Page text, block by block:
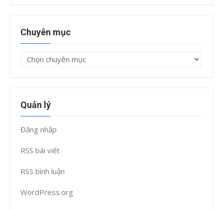
Chuyên mục
Chuyên
Quản lý
Đăng nhập
RSS bài viết
RSS bình luận
WordPress.org